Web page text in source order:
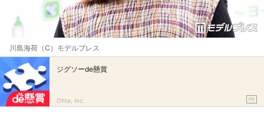
川島海荷（C）モデルプレス
ジグソーde懸賞
Ohte, Inc. PR